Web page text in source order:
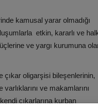
kamusal yarar olmadığı
etkin, kararlı ve
ve yargı kurumuna
oligarşisi bileşenlerinin,
ve makamlarını
çıkarlarına kurban